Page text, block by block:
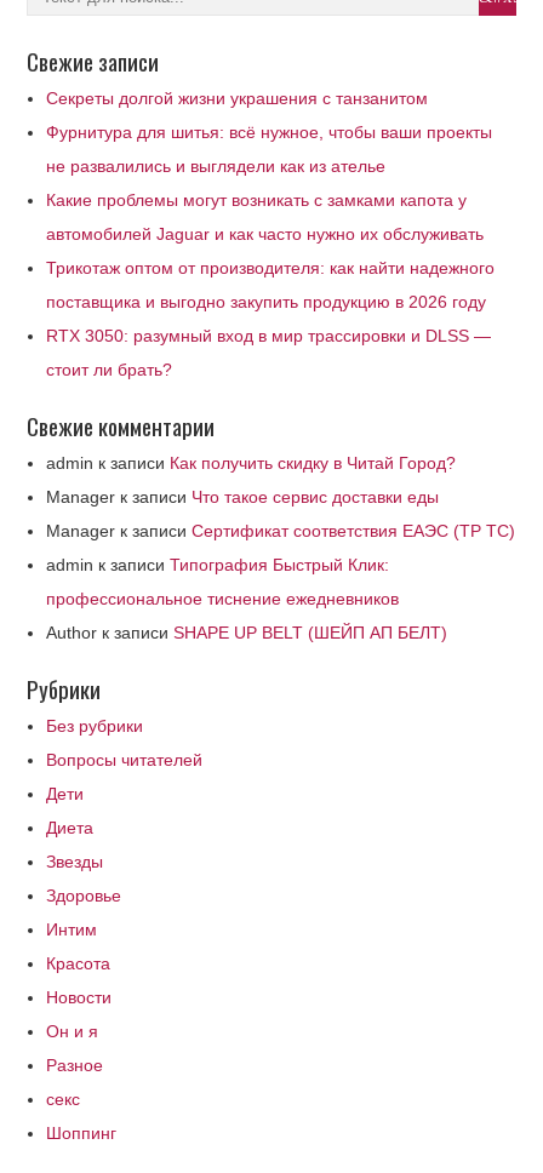
Свежие записи
Секреты долгой жизни украшения с танзанитом
Фурнитура для шитья: всё нужное, чтобы ваши проекты
не развалились и выглядели как из ателье
Какие проблемы могут возникать с замками капота у
автомобилей Jaguar и как часто нужно их обслуживать
Трикотаж оптом от производителя: как найти надежного
поставщика и выгодно закупить продукцию в 2026 году
RTX 3050: разумный вход в мир трассировки и DLSS —
стоит ли брать?
Свежие комментарии
admin к записи Как получить скидку в Читай Город?
Manager к записи Что такое сервис доставки еды
Manager к записиСертификат соответствия ЕАЭС (ТР ТС)
admin к записиТипография Быстрый Клик:
профессиональное тиснение ежедневников
Author к записиSHAPE UP BELT (ШЕЙП АП БЕЛТ)
Рубрики
Без рубрики
Вопросы читателей
Дети
Диета
Звезды
Здоровье
Интим
Красота
Новости
Он и я
Разное
секс
Шоппинг